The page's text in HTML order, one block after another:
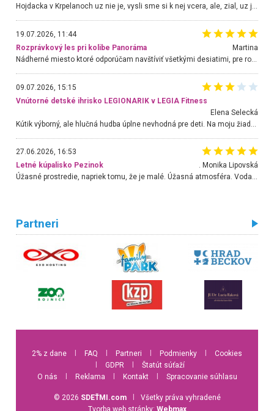
Hojdacka v Krpelanoch uz nie je, vysli sme si k nej vcera, ale, zial, uz je znicena. Ak sem planujete cestu len kvoli hojdacke, mozete si ju usetrit. Krasny vyhlad je tu vsak aj bez hojdacky :-)
19.07.2026, 11:44
Rozprávkový les pri kolibe Panoráma
Martina
Nádherné miesto ktoré odporúčam navštíviť všetkými desiatimi, pre rodiny s deťmi, dôchodcom... Proste a jednoducho ozaj rozprávkový les.. určite ešte prídeme. Odniesli sme si na pamiatku krásne tričká,
09.07.2026, 15:15
Vnútorné detské ihrisko LEGIONARIK v LEGIA Fitness
Elena Selecká
27.06.2026, 16:53
Letné kúpalisko Pezinok
. Monika Lipovská
Úžasné prostredie, napriek tomu, že je malé. Úžasná atmosféra. Voda fantastická a nádherná. Ľudí je pomerne veľa, ale su mili a ohľaduplní. Je veľmi zaujímavé sledovať, ako dokážu spolu športovať cudzí ľudia a bez ohľadu na vek. Vládne tu pohoda. Vnuka neviem dostať z vody. Ďakujem za krásny deň . Urcite sa sem vrátim. Jediný problém je s parkovaním, ale aj ten sa mi podarilo vyriešiť. Monika Bratislava
Partneri
2% z dane FAQ Partneri Podmienky
Cookies
GDPR
Štatút súťaží
O nás
Reklama Kontakt Spracovanie súhlasu
© 2026 SDEŤMI.com
Všetky práva vyhradené
Tvorba web stránky: Webmax